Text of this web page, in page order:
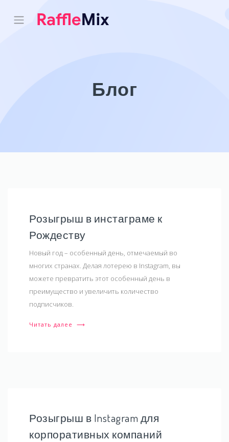
Блог
Розыгрыш в инстаграме к
Рождеству
Новый год – особенный день, отмечаемый во
многих странах. Делая лотерею в Instagram, вы
можете превратить этот особенный день в
преимущество и увеличить количество
подписчиков.
Читать далее ⟶
Розыгрыш в Instagram для
корпоративных компаний